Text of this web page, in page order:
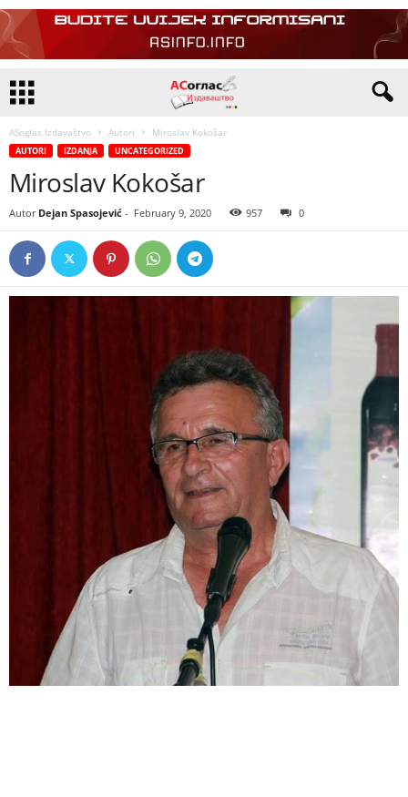
ASoglas Izdavaštvo Autori Miroslav Kokošar
AUTORI IZDANJA UNCATEGORIZED
Miroslav Kokošar
Autor Dejan Spasojević - February 9, 2020 957 0